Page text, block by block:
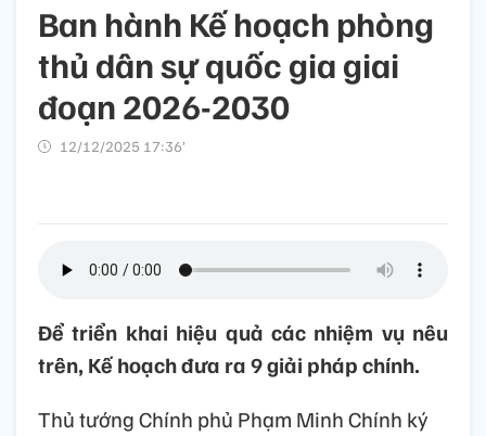
Ban hành Kế hoạch phòng
thủ dân sự quốc gia giai
đoạn 2026-2030
12/12/2025 17:36’
Để triển khai hiệu quả các nhiệm vụ nêu
trên, Kế hoạch đưa ra 9 giải pháp chính.
Thủ tướng Chính phủ Phạm Minh Chính ký